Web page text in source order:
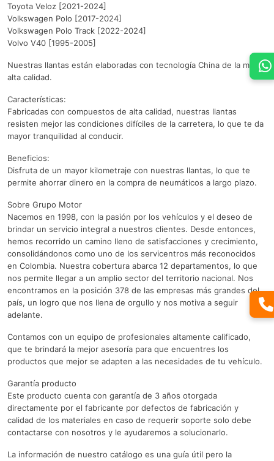
Toyota Veloz [2021-2024]
Volkswagen Polo [2017-2024]
Volkswagen Polo Track [2022-2024]
Volvo V40 [1995-2005]
Nuestras llantas están elaboradas con tecnología China de la más
alta calidad.
Características:
Fabricadas con compuestos de alta calidad, nuestras llantas
resisten mejor las condiciones difíciles de la carretera, lo que te da
mayor tranquilidad al conducir.
Beneficios:
Disfruta de un mayor kilometraje con nuestras llantas, lo que te
permite ahorrar dinero en la compra de neumáticos a largo plazo.
Sobre Grupo Motor
Nacemos en 1998, con la pasión por los vehículos y el deseo de
brindar un servicio integral a nuestros clientes. Desde entonces,
hemos recorrido un camino lleno de satisfacciones y crecimiento,
consolidándonos como uno de los servicentros más reconocidos
en Colombia. Nuestra cobertura abarca 12 departamentos, lo que
nos permite llegar a un amplio sector del territorio nacional. Nos
encontramos en la posición 378 de las empresas más grandes del
país, un logro que nos llena de orgullo y nos motiva a seguir
adelante.
Contamos con un equipo de profesionales altamente calificado,
que te brindará la mejor asesoría para que encuentres los
productos que mejor se adapten a las necesidades de tu vehículo.
Garantía producto
Este producto cuenta con garantía de 3 años otorgada
directamente por el fabricante por defectos de fabricación y
calidad de los materiales en caso de requerir soporte solo debe
contactarse con nosotros y le ayudaremos a solucionarlo.
La información de nuestro catálogo es una guía útil pero la